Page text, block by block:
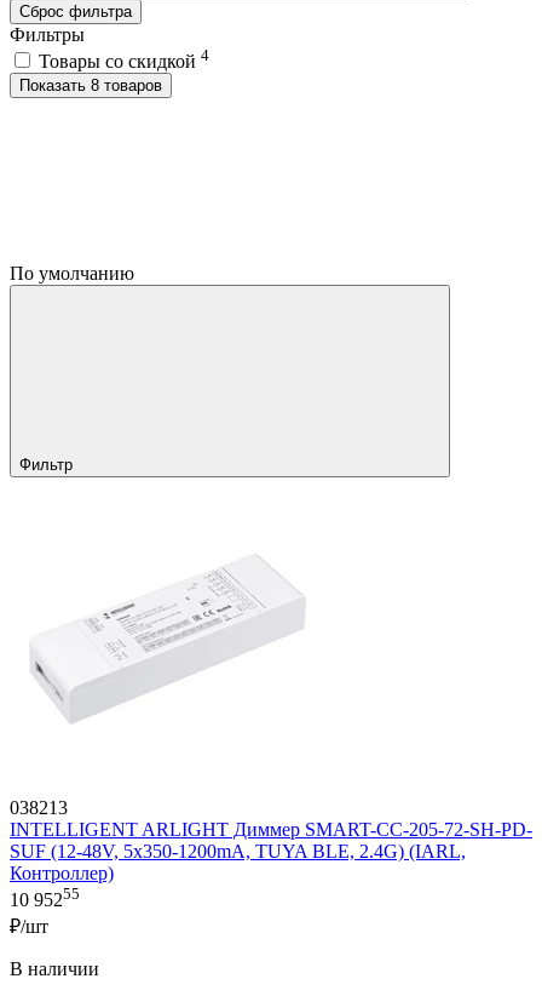
Сброс фильтра
Фильтры
Товары со скидкой 4
Показать 8 товаров
По умолчанию
Фильтр
038213
INTELLIGENT ARLIGHT Диммер SMART-CC-205-72-SH-PD-
SUF (12-48V, 5x350-1200mA, TUYA BLE, 2.4G) (IARL,
Контроллер)
10 95255
₽/шт
В наличии